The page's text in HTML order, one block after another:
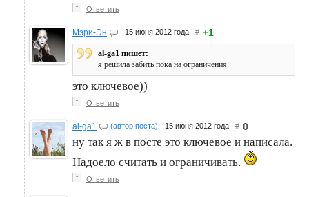
↑ Ответить
Мэри-Эн 15 июня 2012 года # +1
al-ga1 пишет:
я решила забить пока на ограничения.
это ключевое))
↑ Ответить
al-ga1 (автор поста) 15 июня 2012 года # 0
ну так я ж в посте это ключевое и написала.
Надоело считать и ограничивать.
↑ Ответить